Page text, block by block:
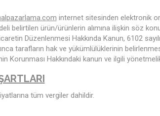
internet sitesinden elektronik
belirtilen ürün/ürünlerin alımına ilişkin söz
Düzenlenmesi Hakkında Kanun, 6102
tarafların hak ve yükümlülüklerinin
Korunması Hakkındaki kanun ve ilgili
tüm vergiler dahildir.